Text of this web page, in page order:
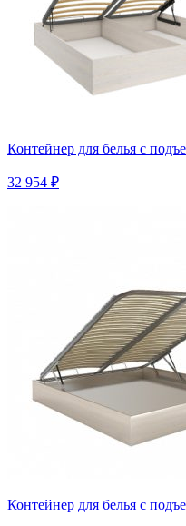
Контейнер для белья с
32 954 ₽
Контейнер для белья с